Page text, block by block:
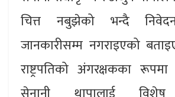
चित्त नबुझेको भन्दै
जानकारीसम्म नगराइएको
राष्ट्रपतिको अंगरक्षकका